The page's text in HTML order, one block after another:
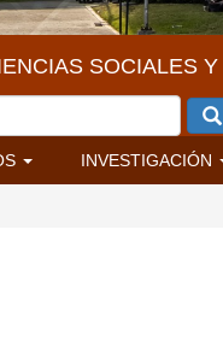
SOCIALES
INVESTIGACIÓN